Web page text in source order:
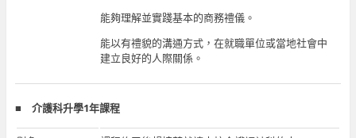
能夠理解並實踐基本的商務禮儀。
能以有禮貌的溝通方式，在就職單位或當地社會中
建立良好的人際關係。
■ 介護科升學1年課程